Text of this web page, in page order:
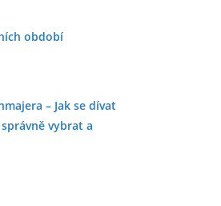
období
– Jak se dívat
vybrat a